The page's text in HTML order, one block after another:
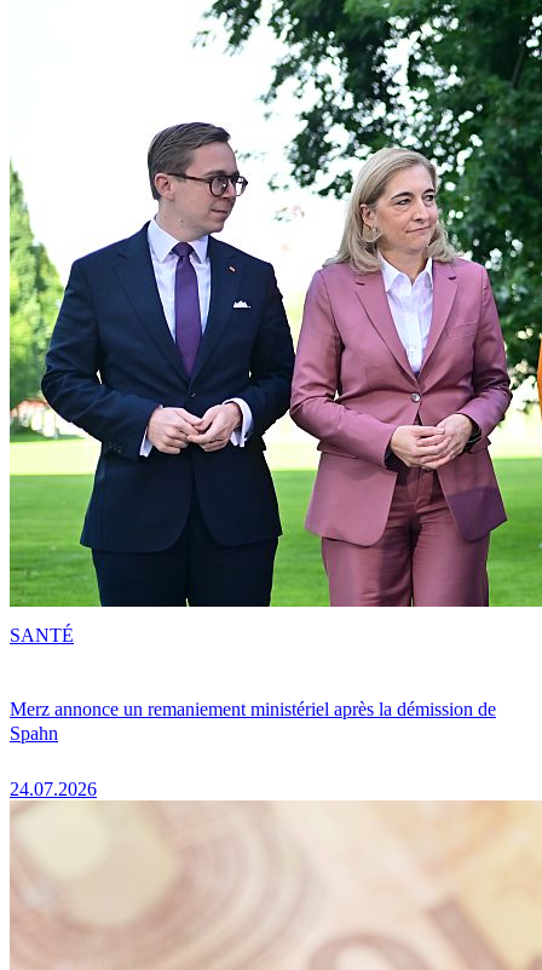
Merz annonce un remaniement ministériel après la démission de
Spahn
24.07.2026
SANTÉ